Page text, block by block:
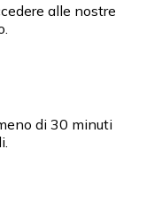
alle nostre
di 30 minuti